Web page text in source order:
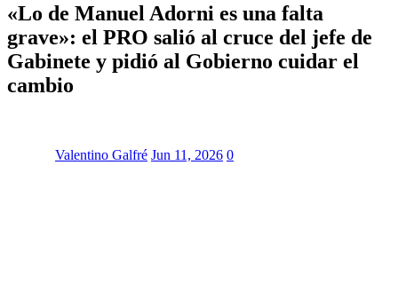
«Lo de Manuel Adorni es una falta
grave»: el PRO salió al cruce del jefe de
Gabinete y pidió al Gobierno cuidar el
cambio
Valentino Galfré Jun 11, 2026 0